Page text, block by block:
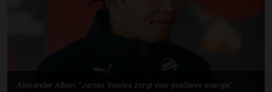
Alexander Albon: “James Vowles zorgt voor positieve energie”